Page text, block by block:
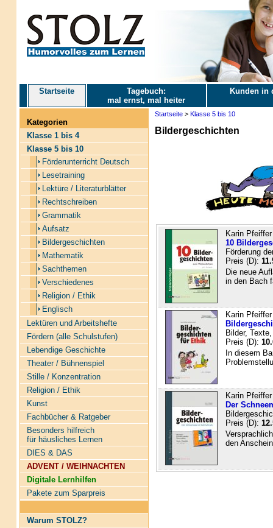
Startseite
Tagebuch:
mal ernst, mal heiter
Kunden in
Kategorien
Klasse 1 bis 4
Klasse 5 bis 10
Förderunterricht Deutsch
Lesetraining
Lektüre / Literaturblätter
Rechtschreiben
Grammatik
Aufsatz
Bildergeschichten
Mathematik
Sachthemen
Verschiedenes
Religion / Ethik
Englisch
Lektüren und Arbeitshefte
Fördern (alle Schulstufen)
Lebendige Geschichte
Theater / Bühnenspiel
Stille / Konzentration
Religion / Ethik
Kunst
Fachbücher & Ratgeber
Besonders hilfreich
für häusliches Lernen
DIES & DAS
ADVENT / WEIHNACHTEN
Digitale Lernhilfen
Pakete zum Sparpreis
Warum STOLZ?
Startseite> Klasse 5 bis 10
Bildergeschichten
Karin
10
Förderung
Preis (D):
Die neue
in den Bach
Karin
Bilder,
Preis (D):
In diesem
Karin
Der
Preis (D):
den